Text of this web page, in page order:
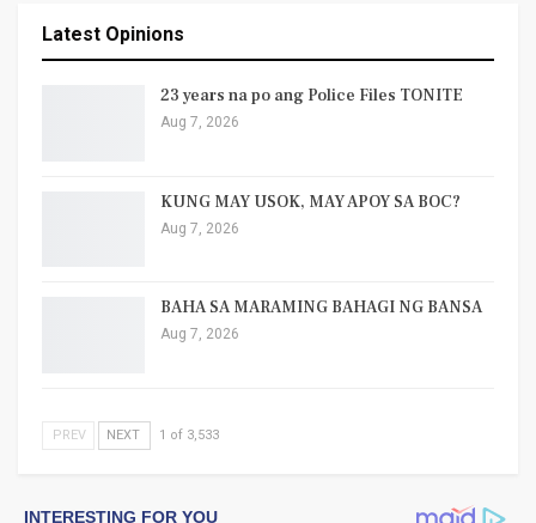
Latest Opinions
23 years na po ang Police Files TONITE
Aug 7, 2026
KUNG MAY USOK, MAY APOY SA BOC?
Aug 7, 2026
BAHA SA MARAMING BAHAGI NG BANSA
Aug 7, 2026
PREV NEXT 1 of 3,533